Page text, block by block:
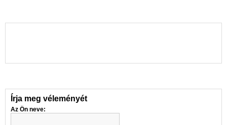
Írja meg véleményét
Az Ön neve: